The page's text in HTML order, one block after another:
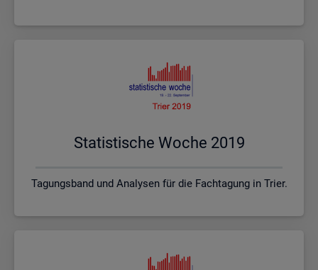
Sta­tis­ti­sche Woche 2019
Tagungsband und Analysen für die Fachtagung in Trier.